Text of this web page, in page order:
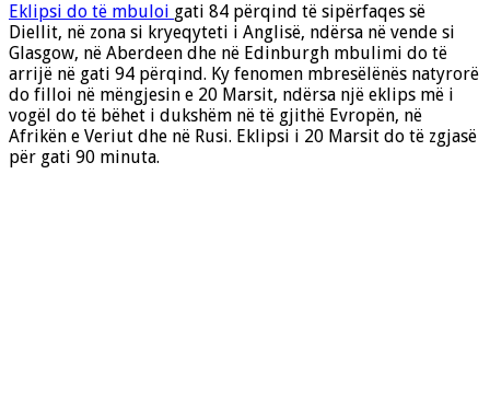
Eklipsi do të mbuloi gati 84 përqind të sipërfaqes së
Diellit, në zona si kryeqyteti i Anglisë, ndërsa në vende si
Glasgow, në Aberdeen dhe në Edinburgh mbulimi do të
arrijë në gati 94 përqind. Ky fenomen mbresëlënës natyrorë
do filloi në mëngjesin e 20 Marsit, ndërsa një eklips më i
vogël do të bëhet i dukshëm në të gjithë Evropën, në
Afrikën e Veriut dhe në Rusi. Eklipsi i 20 Marsit do të zgjasë
për gati 90 minuta.